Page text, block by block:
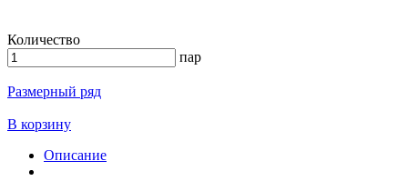
Количество
пар
Размерный ряд
В корзину
Описание